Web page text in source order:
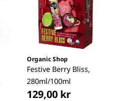
Organic Shop
Festive Berry Bliss,
280ml/100ml
129,00 kr